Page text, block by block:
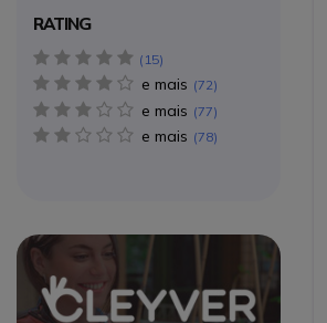
RATING
5 star(s)
15
e mais 4 star(s)
72
e mais 3 star(s)
77
e mais 2 star(s)
78